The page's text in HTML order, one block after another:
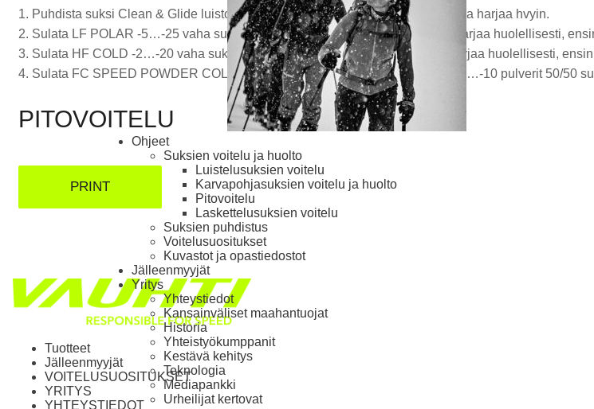
Ohjeet
Suksien voitelu ja huolto
Luistelu­suksien voitelu
Karva­pohja­suksien voitelu ja huolto
Pito­voitelu
Laskettelu­suksien voitelu
Suksien puhdistus
Voitelusuositukset
Kuvastot ja opas­tiedostot
Jälleenmyyjät
Yritys
Yhteystiedot
Kansainväliset maahantuojat
Historia
Yhteistyökumppanit
Kestävä kehitys
Teknologia
Mediapankki
Urheilijat kertovat
1. Puhdista suksi Clean & Glide luistopintojen puhdistus aineella. Anna kuivua ja harjaa hvyin.
2. Sulata LF POLAR -5…-25 vaha sukseen, siklaa läpimänä. Anna jäähtyä ja harjaa huolellisesti,
3. Sulata HF COLD -2…-20 vaha sukseen, siklaa läpimänä. Anna jäähtyä ja harjaa huolellisesti,
4. Sulata FC SPEED POWDER COLD -6…-20 ja FC SPEED POWDER LDR 5…-10 pulverit 50/50
PITOVOITELU
PRINT
Tuotteet
Jälleenmyyjät
VOITELUSUOSITUKSET
YRITYS
YHTEYSTIEDOT